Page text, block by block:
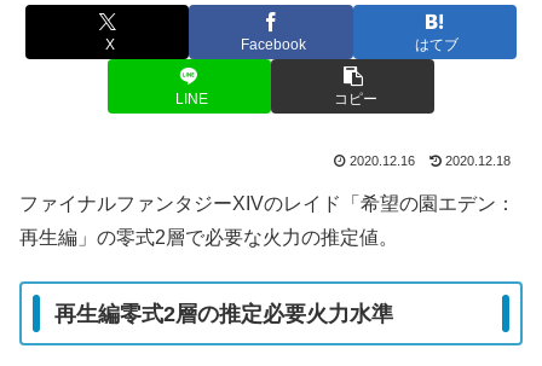
X Facebook はてブ
LINE コピー
2020.12.16 2020.12.18
ファイナルファンタジーXIVのレイド「希望の園エデン：
再生編」の零式2層で必要な火力の推定値。
再生編零式2層の推定必要火力水準